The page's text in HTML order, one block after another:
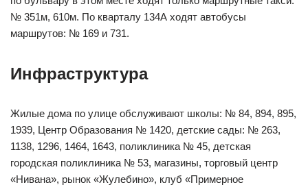
№ 351м, 610м. По кварталу 134А ходят автобусы
маршрутов: № 169 и 731.
Инфраструктура
Жилые дома по улице обслуживают школы: № 84, 894, 895,
1939, Центр Образования № 1420, детские сады: № 263,
1138, 1296, 1464, 1643, поликлиника № 45, детская
городская поликлиника № 53, магазины, торговый центр
«Нивана», рынок «Жулебино», клуб «Примерное